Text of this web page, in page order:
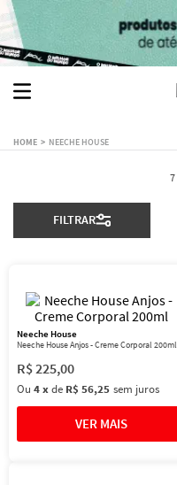
NEECHE HOUSE
7
FILTRAR
Neeche House
Neeche House Anjos - Creme Corporal 200ml
R$225,00
Ou 4xde R$ 56,25 sem juros